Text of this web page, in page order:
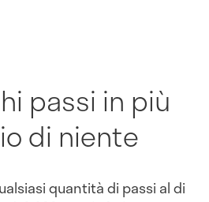
passi in più
di niente
quantità di passi al di